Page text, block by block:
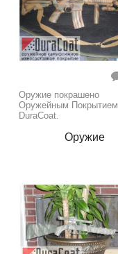
Оружие покрашено
Оружейным Покрытием
DuraCoat.
Оружие